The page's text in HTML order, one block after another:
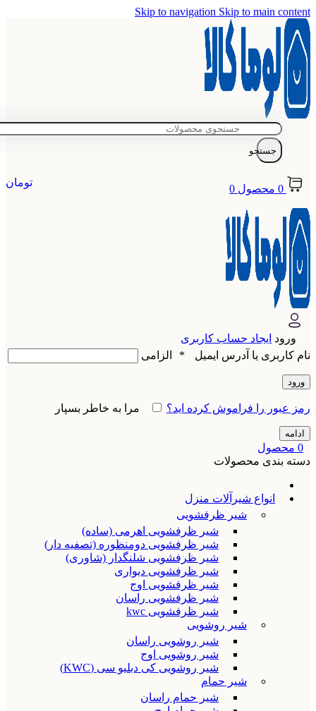
Skip to navigation Skip to main content
جستجو
0 محصول 0
تومان
ورود ایجاد حساب کاربری
نام کاربری یا آدرس ایمیل
* الزامی
ورود
رمز عبور را فراموش کرده اید؟ مرا به خاطر بسپار
ادامه
0 محصول
دسته بندی محصولات
انواع شیرآلات منزل
شیر ظرفشویی
شیر ظرفشویی اهرمی (ساده)
شیر ظرفشویی دومنظوره (تصفیه دار)
شیر ظرفشویی شلنگدار (شاوری)
شیر ظرفشویی دیواری
شیر ظرفشویی اوج
شیر ظرفشویی راسان
شیر ظرفشویی kwc
شیر روشویی
شیر روشویی راسان
شیر روشویی اوج
شیر روشویی کی دبلیو سی (KWC)
شیر حمام
شیر حمام راسان